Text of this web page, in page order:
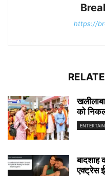
https://
को
बादशाह
एक्ट्रेस